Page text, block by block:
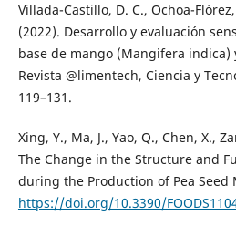
Villada-Castillo, D. C., Ochoa-
(2022). Desarrollo y evaluación
base de mango (Mangifera
Revista @limentech, Ciencia y
119–131.
Xing, Y., Ma, J., Yao, Q., Chen, X.,
The Change in the Structure and
during the Production of Pea Seed
https://doi.org/10.3390/